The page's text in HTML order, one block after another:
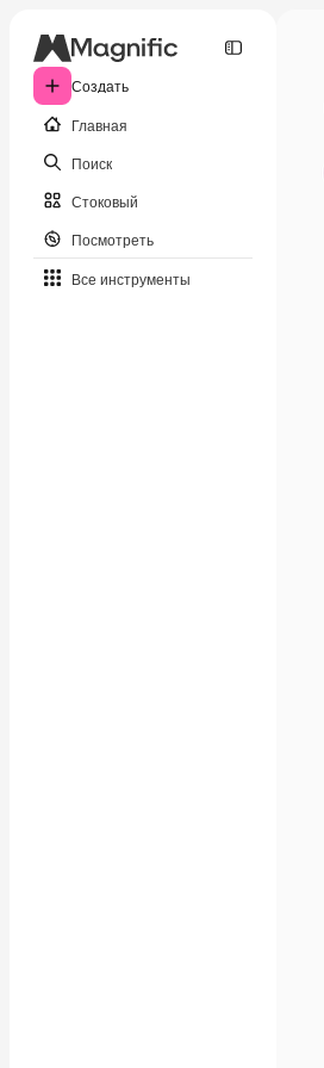
Создать
Главная
Поиск
Стоковый
Посмотреть
Все инструменты